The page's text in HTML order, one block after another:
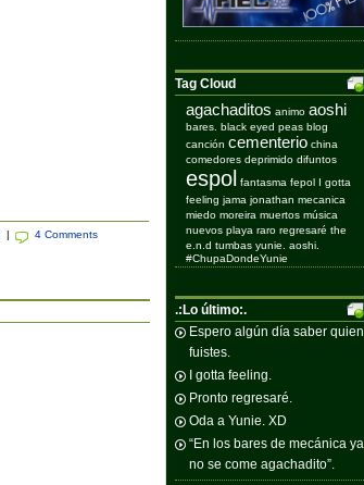
| 4 Comments
Tag Cloud
agachaditos animo aoshi
bares. black eyed peas blog
canción cementerio china
comedores deprimido difuntos
espol fantasma fepol I gotta
feeling jama jonathan mecanica
miedo moreira muertos música
nuevos playa raro regresaré the
e.n.d tumbas yunie. aoshi.
#ChupaDondeYunie
.:Lo último:.
Espero algún día saber quien
fuistes.
I gotta feeling.
Pronto regresaré.
Oda a Yunie. XD
“En los bares de mecánica ya
no se come agachadito”.